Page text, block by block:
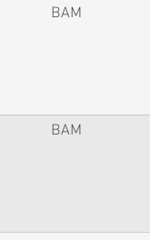
BAM
BAM